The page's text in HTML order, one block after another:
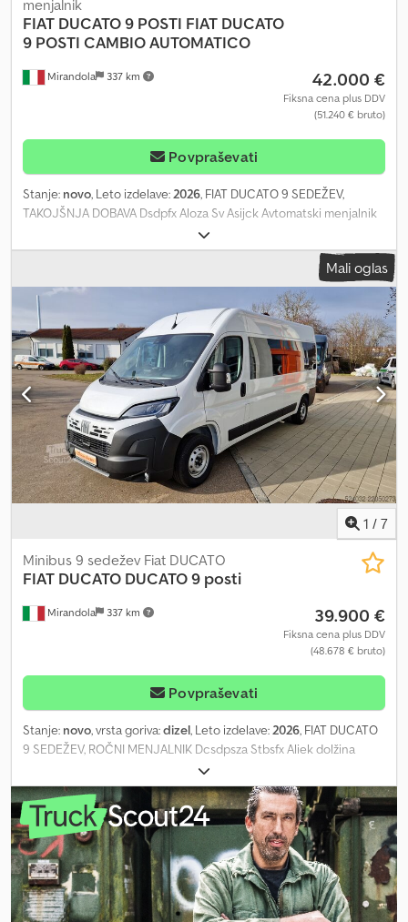
Mirandola 337 km
menjalnik
FIAT DUCATO 9 POSTI FIAT DUCATO
9 POSTI CAMBIO AUTOMATICO
42.000 €
Fiksna cena plus DDV
(51.240 € bruto)
Povpraševati
Stanje: novo, Leto izdelave: 2026, FIAT DUCATO 9 SEDEŽEV,
TAKOJŠNJA DOBAVA Dsdpfx Aloza Sv Asijck Avtomatski menjalnik
7 + 1 + 1 sedežev Oprema kot na priloženih fotografijah
Prostornina motorja 2184 cm³, 140 KM Multifunkcijski volan
Vzvratna kamera, meglenke, senzor za dež in senzor za svetlobo
Mali oglas
1 / 7
Mirandola 337 km
Minibus 9 sedežev Fiat DUCATO
FIAT DUCATO DUCATO 9 posti
39.900 €
Fiksna cena plus DDV
(48.678 € bruto)
Povpraševati
Stanje: novo, vrsta goriva:dizel, Leto izdelave:2026, FIAT DUCATO
9 SEDEŽEV, ROČNI MENJALNIK Dcsdpsza Stbsfx Aliek dolžina
5998 mm, medosna razdalja 4035 mm, širina 2050 mm, višina 2700
mm delovna prostornina 2184 cm3, 4 valji, 140 KM ročni menjalnik s
6 prestavami oprema kot na priloženih fotografijah 7 sedežev +
voznik + spremljevalec, drsni in odstranljivi sedeži